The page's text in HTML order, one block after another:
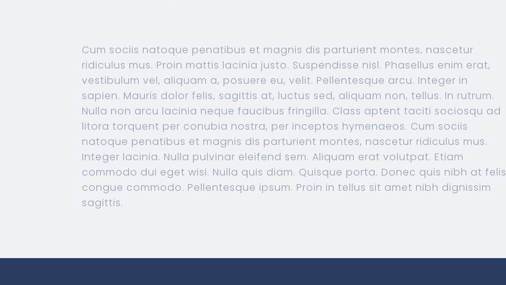
Cum sociis natoque penatibus et magnis dis parturient montes, nascetur
ridiculus mus. Proin mattis lacinia justo. Suspendisse nisl. Phasellus enim erat,
vestibulum vel, aliquam a, posuere eu, velit. Pellentesque arcu. Integer in
sapien. Mauris dolor felis, sagittis at, luctus sed, aliquam non, tellus. In rutrum.
Nulla non arcu lacinia neque faucibus fringilla. Class aptent taciti sociosqu ad
litora torquent per conubia nostra, per inceptos hymenaeos. Cum sociis
natoque penatibus et magnis dis parturient montes, nascetur ridiculus mus.
Integer lacinia. Nulla pulvinar eleifend sem. Aliquam erat volutpat. Etiam
commodo dui eget wisi. Nulla quis diam. Quisque porta. Donec quis nibh at felis
congue commodo. Pellentesque ipsum. Proin in tellus sit amet nibh dignissim
sagittis.